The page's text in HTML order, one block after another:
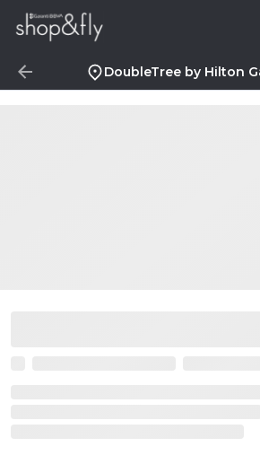
DoubleTree by Hilton